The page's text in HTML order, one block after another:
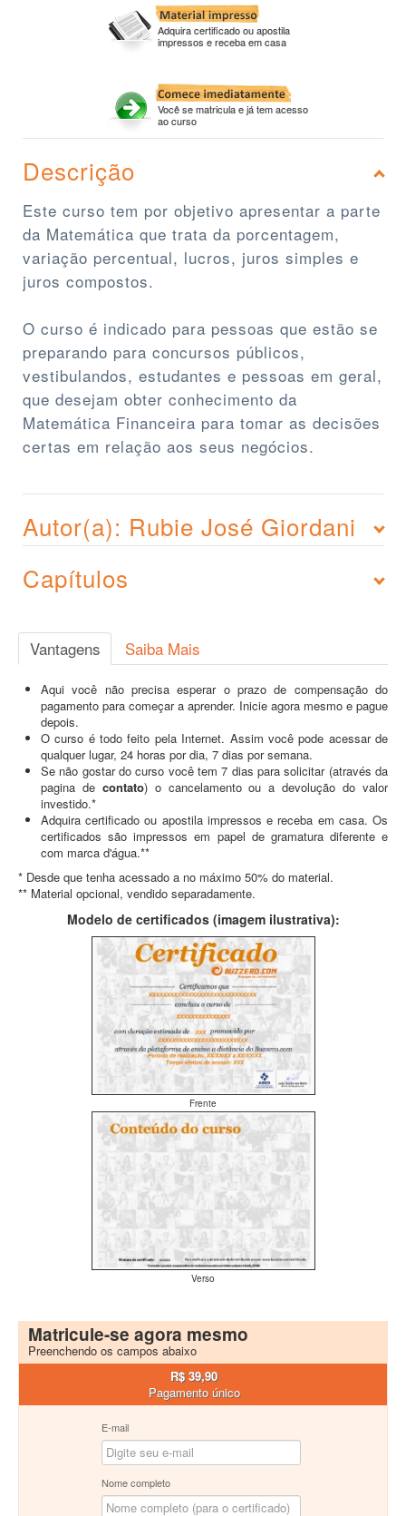
Adquira certificado ou apostila
impressos e receba em casa
Você se matricula e já tem acesso
ao curso
Descrição
Este curso tem por objetivo apresentar a parte
da Matemática que trata da porcentagem,
variação percentual, lucros, juros simples e
juros compostos.
O curso é indicado para pessoas que estão se
preparando para concursos públicos,
vestibulandos, estudantes e pessoas em geral,
que desejam obter conhecimento da
Matemática Financeira para tomar as decisões
certas em relação aos seus negócios.
Autor(a): Rubie José Giordani
Capítulos
Vantagens Saiba Mais
Aqui você não precisa esperar o prazo de compensação do
pagamento para começar a aprender. Inicie agora mesmo e pague
depois.
O curso é todo feito pela Internet. Assim você pode acessar de
qualquer lugar, 24 horas por dia, 7 dias por semana.
Se não gostar do curso você tem 7 dias para solicitar (através da
pagina de contato) o cancelamento ou a devolução do valor
investido.*
Adquira certificado ou apostila impressos e receba em casa. Os
certificados são impressos em papel de gramatura diferente e
com marca d'água.**
* Desde que tenha acessado a no máximo 50% do material.
** Material opcional, vendido separadamente.
Modelo de certificados (imagem ilustrativa):
Frente
Verso
Matricule-se agora mesmo
Preenchendo os campos abaixo
R$ 39,90
Pagamento único
E-mail
Nome completo